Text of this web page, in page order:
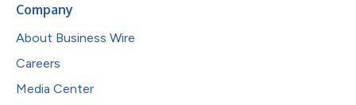
Company
About Business Wire
Careers
Media Center